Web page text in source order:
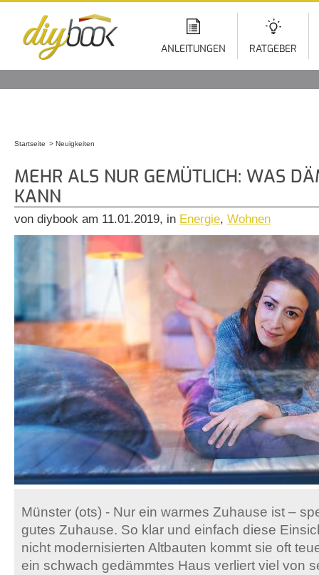
ANLEITUNGEN RATGEBER
Startseite Neuigkeiten
MEHR ALS NUR GEMÜTLICH: WAS
KANN
von diybook am 11.01.2019, in Energie, Wohnen
Münster (ots) - Nur ein warmes Zuhause ist –
gutes Zuhause. So klar und einfach diese
nicht modernisierten Altbauten kommt sie oft
ein schwach gedämmtes Haus verliert viel von